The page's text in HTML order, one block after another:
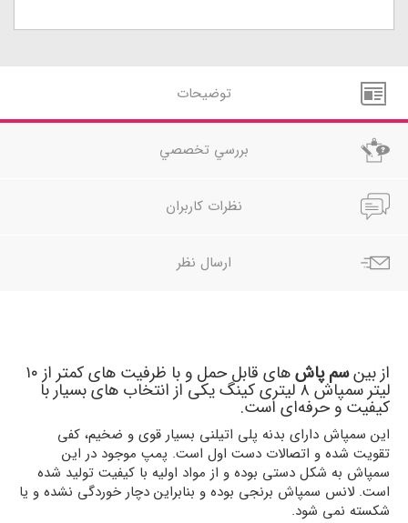
توضيحات
بررسي تخصصي
نظرات کاربران
ارسال نظر
از بینسم پاش های قابل حمل و با ظرفیت های کمتر از ۱۰
لیتر سمپاش ۸ لیتری کینگ یکی از انتخاب های بسیار با
کیفیت و حرفه‌ای است.
این سمپاش دارای بدنه پلی اتیلنی بسیار قوی و ضخیم، کفی
تقویت شده و اتصالات دست اول است. پمپ موجود در این
سمپاش به شکل دستی بوده و از مواد اولیه با کیفیت تولید شده
است. لانس سمپاش برنجی بوده و بنابراین دچار خوردگی نشده و یا
شکسته نمی شود.